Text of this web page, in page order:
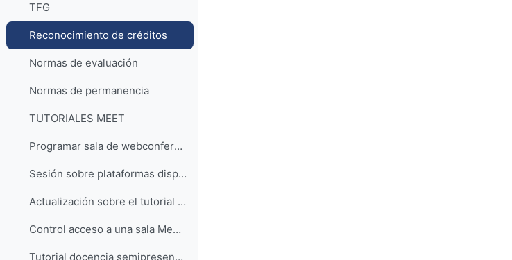
TFG
Reconocimiento de créditos
Normas de evaluación
Normas de permanencia
TUTORIALES MEET
Programar sala de webconferencia con Google Meet
Sesión sobre plataformas disponibles UNIZAR
Actualización sobre el tutorial de docencia semipresencial con Google Meet (curso 2021-22)
Control acceso a una sala Meet (2021)
Tutorial docencia semipresencial Meet (curso 2020-21)